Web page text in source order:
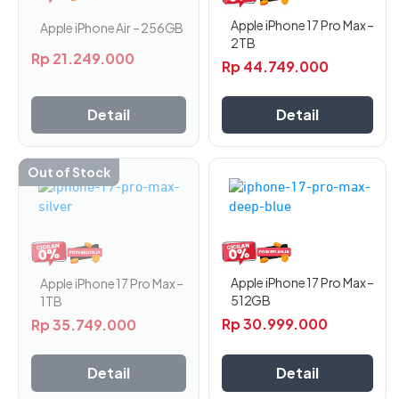
Apple iPhone Air – 256GB
Rp 21.249.000
Pilihan
dapat
di
produk
Detail
Apple iPhone 17 Pro Max –
2TB
Rp44.749.000
Pilihan
ini
dapat
diambil
di
produk
Detail
Out of Stock
Apple iPhone 17 Pro Max –
1TB
Rp35.749.000
Produk
beberapa
varian.
Pilihan
ini
dapat
diambil
di
produk
Detail
Apple iPhone 17 Pro Max –
512GB
Rp30.999.000
Produk
ini
memiliki
beberapa
varian.
Pilihan
ini
dapat
diambil
di
produk
Detail